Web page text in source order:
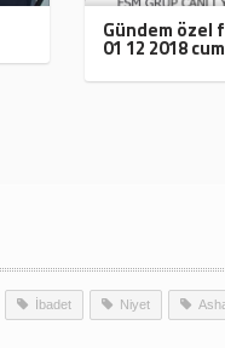
Gündem özel
01 12 2018
İbadet Niyet